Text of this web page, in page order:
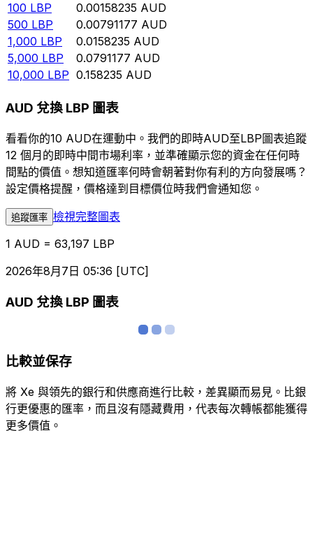
100 LBP 0.00158235 AUD
500 LBP 0.00791177 AUD
1,000 LBP 0.0158235 AUD
5,000 LBP 0.0791177 AUD
10,000 LBP 0.158235 AUD
AUD 兌換 LBP 圖表
看看你的10 AUD在運動中。我們的即時AUD至LBP圖表追蹤
12 個月的即時中間市場利率，並準確顯示您的資金在任何時
間點的價值。想知道匯率何時會朝著對你有利的方向發展嗎？
設定價格提醒，價格達到目標價位時我們會通知您。
追蹤匯率 檢視完整圖表
1 AUD = 63,197 LBP
2026年8月7日 05:36 [UTC]
AUD 兌換 LBP 圖表
比較並保存
將 Xe 與領先的銀行和供應商進行比較，差異顯而易見。比銀
行更優惠的匯率，而且沒有隱藏費用，代表每次轉帳都能獲得
更多價值。